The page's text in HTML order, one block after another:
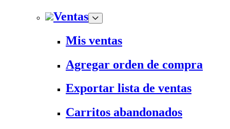
Ventas
Mis ventas
Agregar orden de compra
Exportar lista de ventas
Carritos abandonados